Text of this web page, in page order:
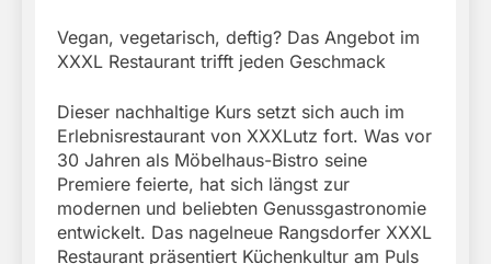
Vegan, vegetarisch, deftig? Das Angebot im
XXXL Restaurant trifft jeden Geschmack
Dieser nachhaltige Kurs setzt sich auch im
Erlebnisrestaurant von XXXLutz fort. Was vor
30 Jahren als Möbelhaus-Bistro seine
Premiere feierte, hat sich längst zur
modernen und beliebten Genussgastronomie
entwickelt. Das nagelneue Rangsdorfer XXXL
Restaurant präsentiert Küchenkultur am Puls